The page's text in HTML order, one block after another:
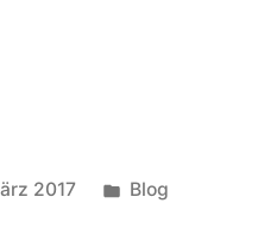
2017
Veröffentlicht
Blog